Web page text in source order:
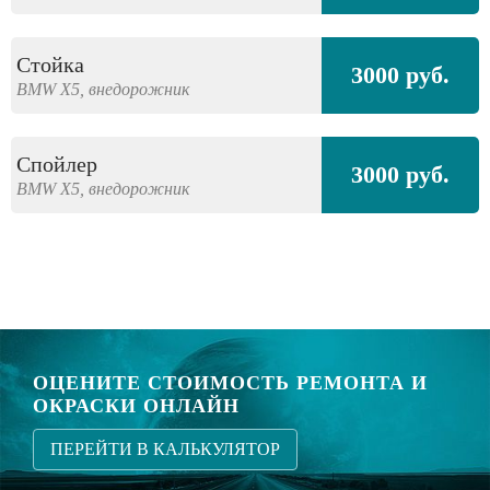
Стойка
BMWX5, внедорожник 3000 руб.
Спойлер
BMWX5, внедорожник 3000 руб.
ОЦЕНИТЕ СТОИМОСТЬ РЕМОНТА И
ОКРАСКИ ОНЛАЙН
ПЕРЕЙТИ В КАЛЬКУЛЯТОР